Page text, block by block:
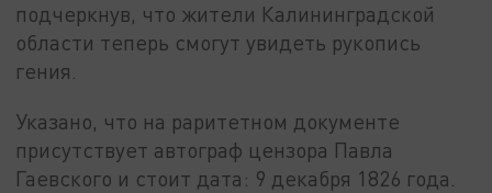
подчеркнув, что жители Калининградской
области теперь смогут увидеть рукопись
гения.
Указано, что на раритетном документе
присутствует автограф цензора Павла
Гаевского и стоит дата: 9 декабря 1826 года.